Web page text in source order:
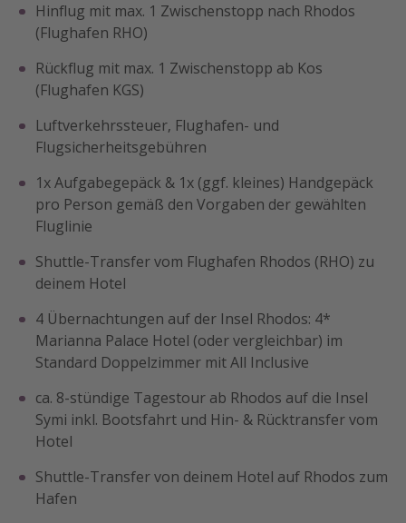
Hinflug mit max. 1 Zwischenstopp nach Rhodos
(Flughafen RHO)
Rückflug mit max. 1 Zwischenstopp ab Kos
(Flughafen KGS)
Luftverkehrssteuer, Flughafen- und
Flugsicherheitsgebühren
1x Aufgabegepäck & 1x (ggf. kleines) Handgepäck
pro Person gemäß den Vorgaben der gewählten
Fluglinie
Shuttle-Transfer vom Flughafen Rhodos (RHO) zu
deinem Hotel
4 Übernachtungen auf der Insel Rhodos: 4*
Marianna Palace Hotel (oder vergleichbar) im
Standard Doppelzimmer mit All Inclusive
ca. 8-stündige Tagestour ab Rhodos auf die Insel
Symi inkl. Bootsfahrt und Hin- & Rücktransfer vom
Hotel
Shuttle-Transfer von deinem Hotel auf Rhodos zum
Hafen